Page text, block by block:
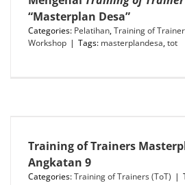
“Masterplan Desa”
Categories: Pelatihan,Training of
Workshop | Tags: masterplandesa,tot
Training of Trainers
Angkatan 9
Categories:Training of Trainers (ToT) |